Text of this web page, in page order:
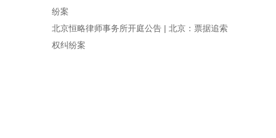
纷案
北京恒略律师事务所开庭公告 | 北京：票据追索
权纠纷案